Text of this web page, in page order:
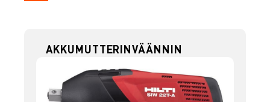
AKKUMUTTERINVÄÄNNIN